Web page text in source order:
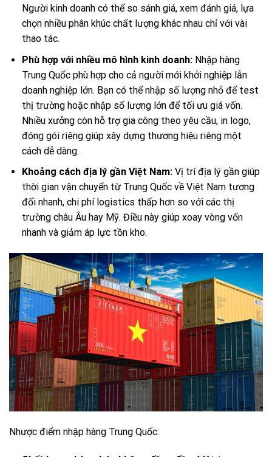
Người kinh doanh có thể so sánh giá, xem đánh giá, lựa
chọn nhiều phân khúc chất lượng khác nhau chỉ với vài
thao tác.
Phù hợp với nhiều mô hình kinh doanh:Nhập hàng
Trung Quốc phù hợp cho cả người mới khởi nghiệp lẫn
doanh nghiệp lớn. Bạn có thể nhập số lượng nhỏ để test
thị trường hoặc nhập số lượng lớn để tối ưu giá vốn.
Nhiều xưởng còn hỗ trợ gia công theo yêu cầu, in logo,
đóng gói riêng giúp xây dựng thương hiệu riêng một
cách dễ dàng.
Khoảng cách địa lý gần Việt Nam:Vị trí địa lý gần giúp
thời gian vận chuyển từ Trung Quốc về Việt Nam tương
đối nhanh, chi phí logistics thấp hơn so với các thị
trường châu Âu hay Mỹ. Điều này giúp xoay vòng vốn
nhanh và giảm áp lực tồn kho.
Nhược điểm nhập hàng Trung Quốc: